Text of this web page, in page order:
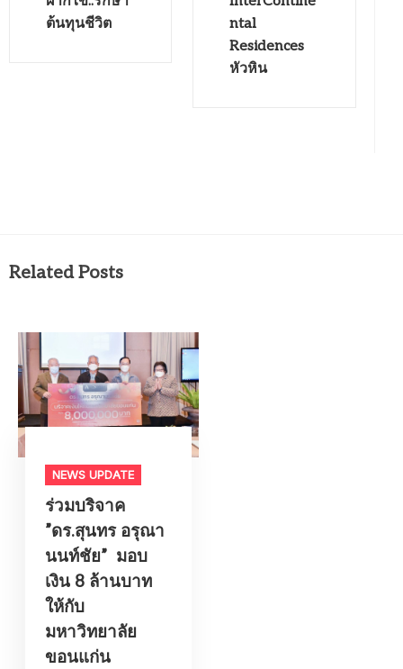
ต้นทุนชีวิต
ntal
Residences
หัวหิน
Related Posts
NEWS UPDATE
ร่วมบริจาค​
”ดร.สุนทร อรุณา
นนท์ชัย” ​ มอบ
เงิน​ 8​ ​ล้านบาท
ให้กับ
มหาวิทยาลัย
ขอนแก่น